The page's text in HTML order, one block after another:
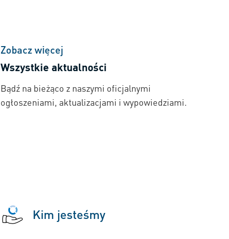
Zobacz więcej
Wszystkie aktualności
Bądź na bieżąco z naszymi oficjalnymi
ogłoszeniami, aktualizacjami i wypowiedziami.
Kim jesteśmy